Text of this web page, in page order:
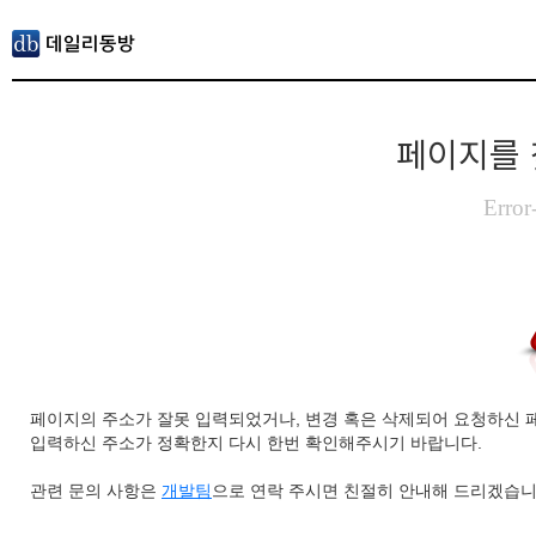
페이지를
페이지의 주소가 잘못 입력되었거나, 변경 혹은 삭제되어 요청하신
입력하신 주소가 정확한지 다시 한번 확인해주시기 바랍니다.
관련 문의 사항은 개발팀 으로 연락 주시면 친절히 안내해 드리겠습